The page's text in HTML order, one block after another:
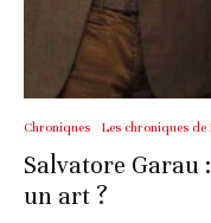
Chroniques Les chroniques de
Salvatore Garau
un art ?